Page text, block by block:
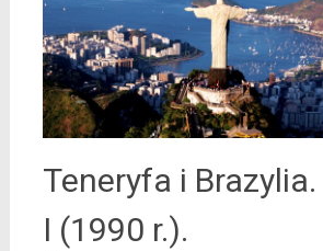
Teneryfa i
I (1990 r.).